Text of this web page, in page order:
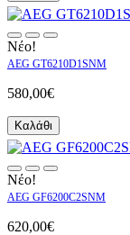
Νέο!
AEG GT6210D1SNM
580,00€
Καλάθι
Νέο!
AEG GF6200C2SNM
620,00€